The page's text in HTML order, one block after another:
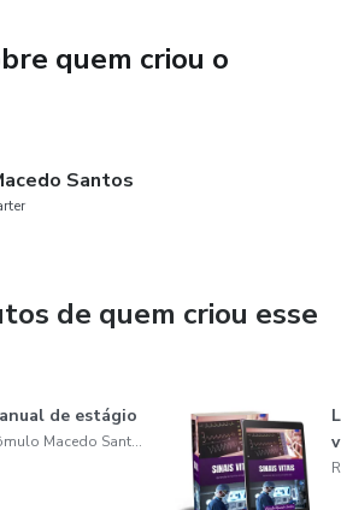
quem criou o
Santos
de quem criou esse
de estágio
Rômulo Macedo Santos